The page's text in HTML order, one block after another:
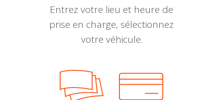
Entrez votre lieu et heure de
prise en charge, sélectionnez
votre véhicule.